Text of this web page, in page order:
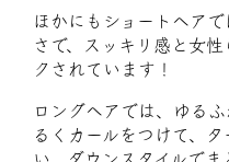
ほかにもショートヘア
さで、スッキリ感と女
クされています！
ロングヘアでは、ゆる
るくカールをつけて、